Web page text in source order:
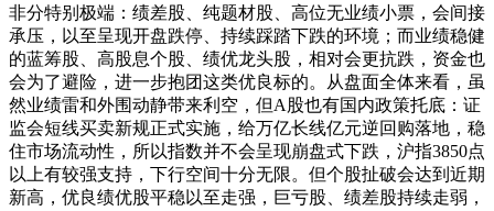
非分特别极端：绩差股、纯题材股、高位无业绩小票，会间接
承压，以至呈现开盘跌停、持续踩踏下跌的环境；而业绩稳健
的蓝筹股、高股息个股、绩优龙头股，相对会更抗跌，资金也
会为了避险，进一步抱团这类优良标的。从盘面全体来看，虽
然业绩雷和外围动静带来利空，但A股也有国内政策托底：证
监会短线买卖新规正式实施，给万亿长线亿元逆回购落地，稳
住市场流动性，所以指数并不会呈现崩盘式下跌，沪指3850点
以上有较强支持，下行空间十分无限。但个股扯破会达到近期
新高，优良绩优股平稳以至走强，巨亏股、绩差股持续走弱，